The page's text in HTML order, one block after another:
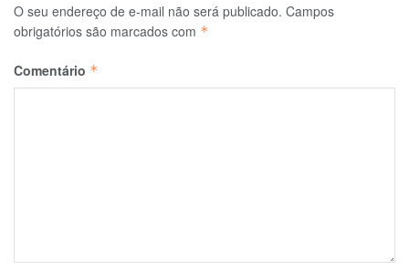
O seu endereço de e-mail não será publicado. Campos
obrigatórios são marcados com *
Comentário *